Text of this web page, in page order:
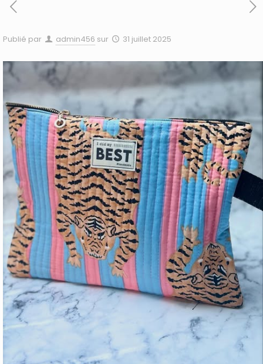
Publié par admin456 sur 31 juillet 2025